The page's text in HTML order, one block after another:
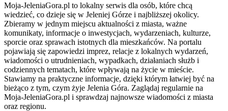
Moja-JeleniaGora.pl to lokalny serwis dla osób, które chcą
wiedzieć, co dzieje się w Jeleniej Górze i najbliższej okolicy.
Zbieramy w jednym miejscu aktualności z miasta, ważne
komunikaty, informacje o inwestycjach, wydarzeniach, kulturze,
sporcie oraz sprawach istotnych dla mieszkańców. Na portalu
pojawiają się zapowiedzi imprez, relacje z lokalnych wydarzeń,
wiadomości o utrudnieniach, wypadkach, działaniach służb i
codziennych tematach, które wpływają na życie w mieście.
Stawiamy na praktyczne informacje, dzięki którym łatwiej być na
bieżąco z tym, czym żyje Jelenia Góra. Zaglądaj regularnie na
Moja-JeleniaGora.pl i sprawdzaj najnowsze wiadomości z miasta
oraz regionu.